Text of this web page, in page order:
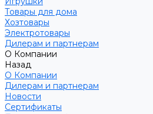
Товары для дома
Хозтовары
Электротовары
Дилерам и партнерам
О Компании
Назад
О Компании
Дилерам и партнерам
Новости
Сертификаты